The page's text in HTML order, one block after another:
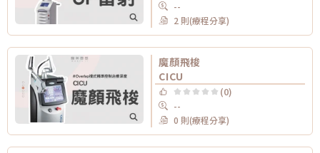
--
2 則(療程分享)
魔顏飛梭
CICU
(0)
--
0 則(療程分享)